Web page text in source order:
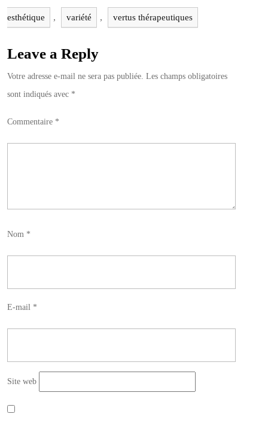
esthétique , variété , vertus thérapeutiques
Leave a Reply
Votre adresse e-mail ne sera pas publiée. Les champs obligatoires
sont indiqués avec *
Commentaire *
Nom *
E-mail *
Site web